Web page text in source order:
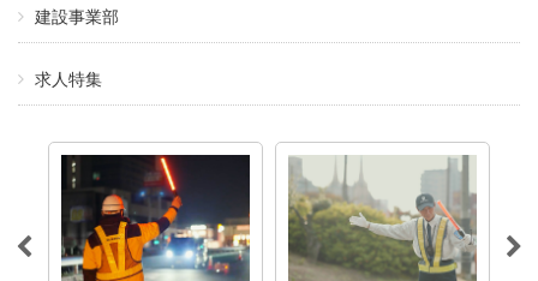
建設事業部
求人特集